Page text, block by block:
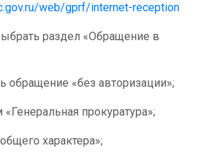
web/gprf/internet-reception
раздел «Обращение в
обращение «без авторизации»;
прокуратура»;
характера»;